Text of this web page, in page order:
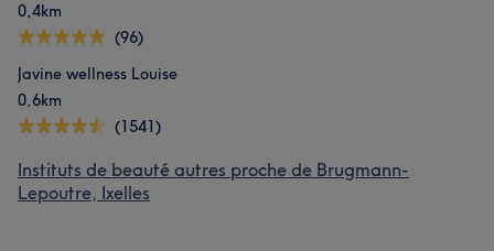
0,4km
(96)
Javine wellness Louise
0,6km
(1541)
Instituts de beauté autres proche de Brugmann-
Lepoutre, Ixelles